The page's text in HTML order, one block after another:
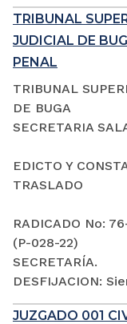
TRIBUNAL
JUDICIAL DE
PENAL
TRIBUNAL
DE BUGA
SECRETARIA
EDICTO Y
TRASLADO
RADICADO No:
(P-028-22)
SECRETARÍA.
DESFIJACION:
JUZGADO 001